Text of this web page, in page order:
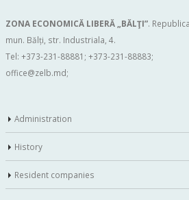
ZONA ECONOMICĂ LIBERĂ „BĂLŢI”.
mun. Bălți, str. Industriala, 4.
Tel: +373-231-88881; +373-231-88883;
office@zelb.md;
Administration
History
Resident companies